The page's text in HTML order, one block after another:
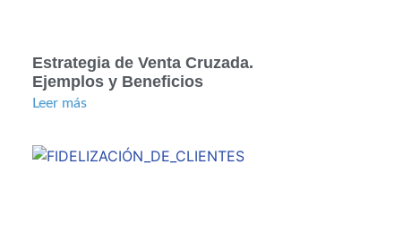
Estrategia de Venta Cruzada.
Ejemplos y Beneficios
Leer más